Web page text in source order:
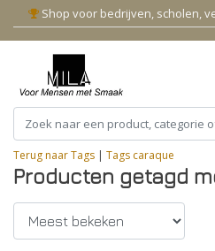
Shop voor bedrijven, scholen,
Terug naar Tags | Tags caraque
Producten getagd